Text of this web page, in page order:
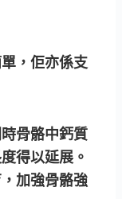
，佢亦係支
骨骼中鈣質
得以延展。
加強骨骼強